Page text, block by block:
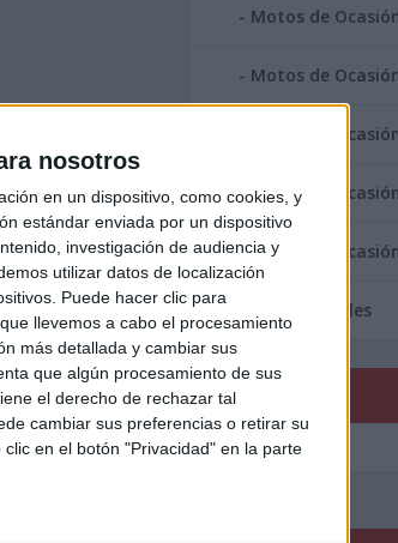
nosotros
en un dispositivo, como cookies, y
estándar enviada por un dispositivo
investigación de audiencia y
utilizar datos de localización
Puede hacer clic para
llevemos a cabo el procesamiento
más detallada y cambiar sus
que algún procesamiento de sus
el derecho de rechazar tal
cambiar sus preferencias o retirar su
en el botón "Privacidad" en la parte
Motos de
Motos de
Motos de
Motos de
Motos de
Area Profesionales
PUBLICIDAD